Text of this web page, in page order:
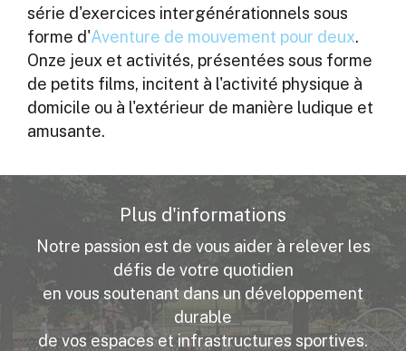
série d'exercices intergénérationnels sous
forme d'Aventure de mouvement pour deux.
Onze jeux et activités, présentées sous forme
de petits films, incitent à l'activité physique à
domicile ou à l'extérieur de manière ludique et
amusante.
Plus d'informations
Notre passion est de vous aider à relever les
défis de votre quotidien
en vous soutenant dans un développement
durable
de vos espaces et infrastructures sportives.